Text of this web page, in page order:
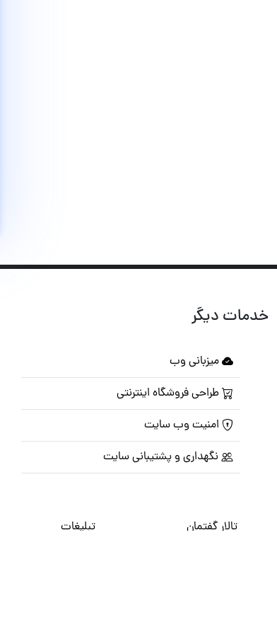
خدمات دیگر
میزبانی وب
طراحی فروشگاه اینترنتی
امنیت وب سایت
نگهداری و پشتیبانی سایت
تالار گفتمان تبلیغات